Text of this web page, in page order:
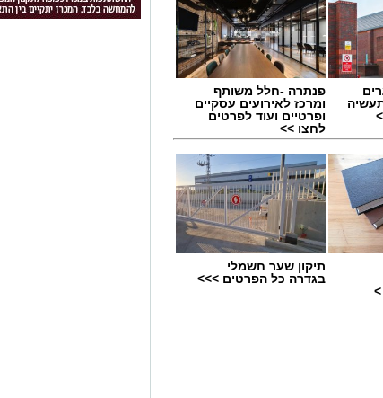
פנתרה -חלל משותף
ומרכז לאירועים עסקיים
ופרטיים ועוד לפרטים
לחצו >>
תיקון שער חשמלי
בגדרה כל הפרטים >>>